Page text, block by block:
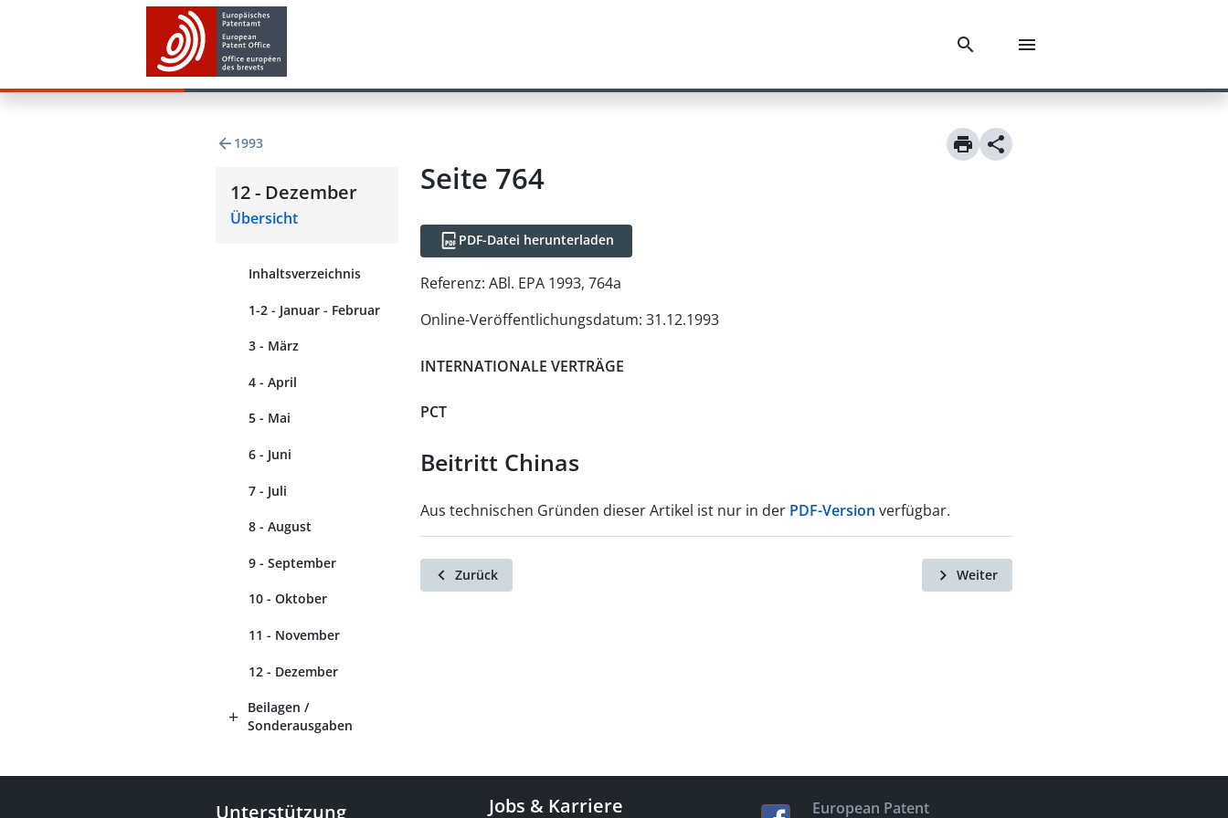
1993
12 - Dezember
Übersicht
Inhaltsverzeichnis
1-2 - Januar - Februar
3 - März
4 - April
5 - Mai
6 - Juni
7 - Juli
8 - August
9 - September
10 - Oktober
11 - November
12 - Dezember
Beilagen /
Sonderausgaben
Seite 764
PDF-Datei herunterladen
Referenz: ABl. EPA 1993, 764a
Online-Veröffentlichungsdatum: 31.12.1993
INTERNATIONALE VERTRÄGE
PCT
Beitritt Chinas
Aus technischen Gründen dieser Artikel ist nur in der PDF-Version verfügbar.
Zurück Weiter
Unterstützung Jobs & Karriere European Patent